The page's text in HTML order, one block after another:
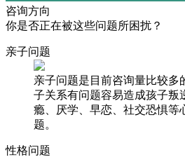
咨询方向
你是否正在被这些问题所困扰？
亲子问题
亲子问题是目前咨询量比较多
子关系有问题容易造成孩子叛
瘾、厌学、早恋、社交恐惧等
题。
性格问题